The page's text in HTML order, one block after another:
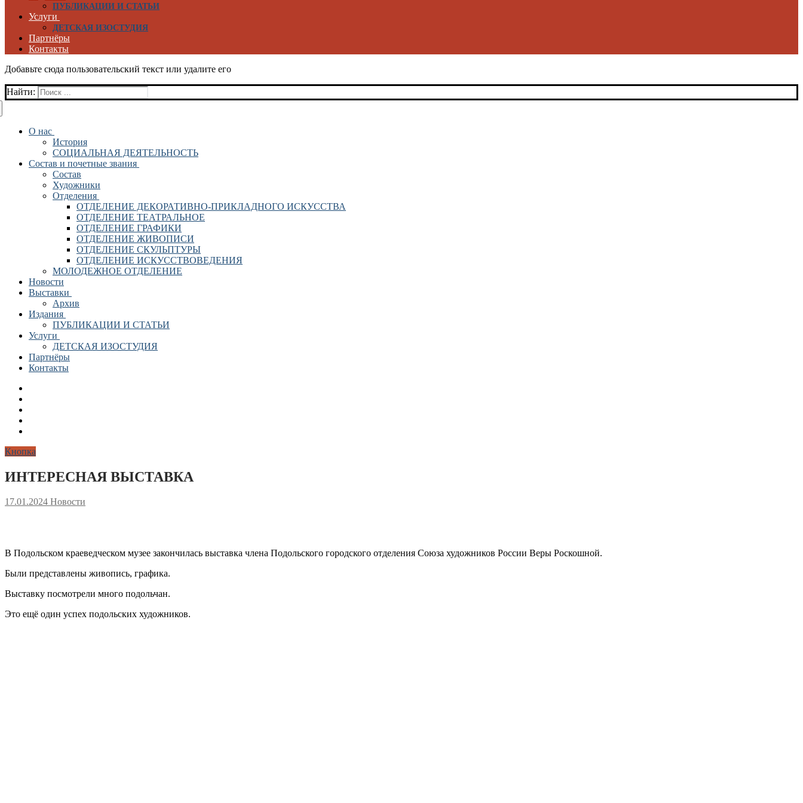
ПУБЛИКАЦИИ И СТАТЬИ
Услуги
ДЕТСКАЯ ИЗОСТУДИЯ
Партнёры
Контакты
Добавьте сюда пользовательский текст или удалите его
Найти:
О нас
История
СОЦИАЛЬНАЯ ДЕЯТЕЛЬНОСТЬ
Состав и почетные звания
Состав
Художники
Отделения
ОТДЕЛЕНИЕ ДЕКОРАТИВНО-ПРИКЛАДНОГО ИСКУССТВА
ОТДЕЛЕНИЕ ТЕАТРАЛЬНОЕ
ОТДЕЛЕНИЕ ГРАФИКИ
ОТДЕЛЕНИЕ ЖИВОПИСИ
ОТДЕЛЕНИЕ СКУЛЬПТУРЫ
ОТДЕЛЕНИЕ ИСКУССТВОВЕДЕНИЯ
МОЛОДЕЖНОЕ ОТДЕЛЕНИЕ
Новости
Выставки
Архив
Издания
ПУБЛИКАЦИИ И СТАТЬИ
Услуги
ДЕТСКАЯ ИЗОСТУДИЯ
Партнёры
Контакты
Кнопка
ИНТЕРЕСНАЯ ВЫСТАВКА
17.01.2024 Новости
В Подольском краеведческом музее закончилась выставка члена Подольского городского отделения Союза художников России Веры Роскошной.
Были представлены живопись, графика.
Выставку посмотрели много подольчан.
Это ещё один успех подольских художников.